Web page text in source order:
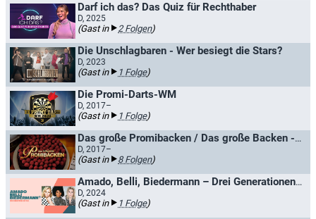
Darf ich das? Das Quiz für Rechthaber
D, 2025
(Gast in 2 Folgen)
Die Unschlagbaren - Wer besiegt die Stars?
D, 2023
(Gast in 1 Folge)
Die Promi-Darts-WM
D, 2017–
(Gast in 1 Folge)
Das große Promibacken / Das große Backen - Promispezial
D, 2017–
(Gast in 8 Folgen)
Amado, Belli, Biedermann – Drei Generationen. Ein Talk.
D, 2024
(Gast in 1 Folge)